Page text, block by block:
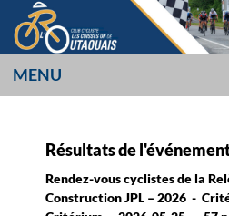
Aller
au
contenu
MENU
Résultats de
Rendez-vous cyclistes de la
Construction JPL – 2026 -